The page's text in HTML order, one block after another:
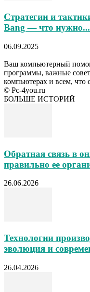
Стратегии и
Bang — что нужно...
06.09.2025
Ваш компьютерный
программы, важные
компьютерах и всем, что
© Pc-4you.ru
БОЛЬШЕ ИСТОРИЙ
Обратная связь в
правильно ее
26.06.2026
Технологии
эволюция и
26.04.2026